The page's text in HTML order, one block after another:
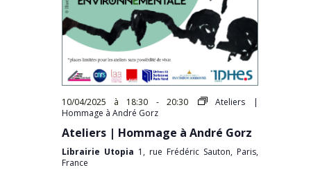
10/04/2025 à 18:30 -20:30
Ateliers |
Hommage à André Gorz
Ateliers | Hommage à André Gorz
Librairie Utopia 1, rue Frédéric Sauton, Paris,
France